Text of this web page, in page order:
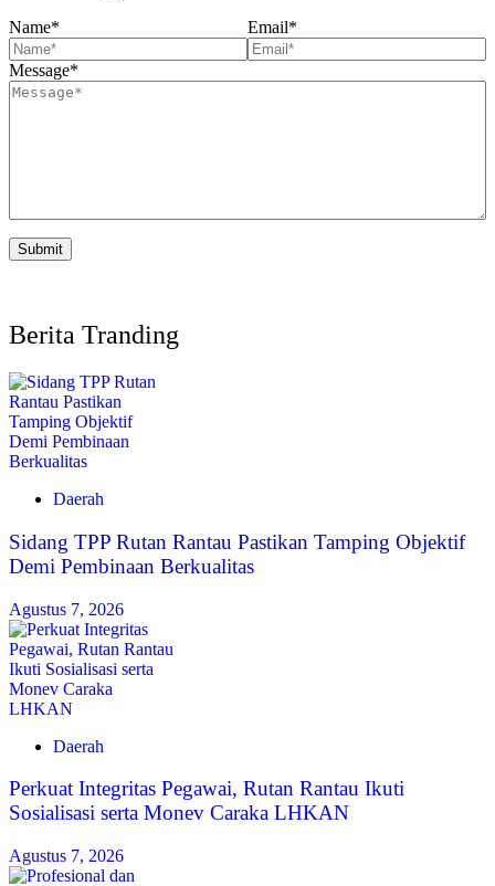
Message*
Name* Email*
Berita Tranding
Daerah
Sidang TPP Rutan Rantau Pastikan Tamping Objektif
Demi Pembinaan Berkualitas
Agustus 7, 2026
Daerah
Perkuat Integritas Pegawai, Rutan Rantau Ikuti
Sosialisasi serta Monev Caraka LHKAN
Agustus 7, 2026